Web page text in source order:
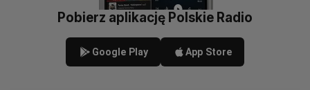
Pobierz aplikację Polskie Radio
Google Play App Store